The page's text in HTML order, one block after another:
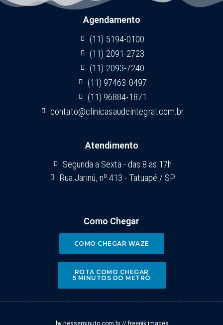
Agendamento
(11) 5194-0100
(11) 2091-2723
(11) 2093-7240
(11) 97463-0497
(11) 96884-1871
contato@clinicasaudeintegral.com.br
Atendimento
Segunda a Sexta - das 8 as 17h
Rua Jarinú, nº 413 - Tatuapé / SP
Como Chegar
COMO CHEGAR WAZE
ROTA COMO CHEGAR
5 MINUTOS DO METRÔ
by nesseminuto.com.br // freepik images